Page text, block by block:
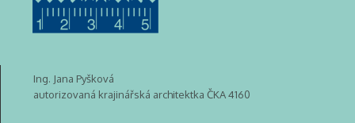
Ing. Jana Pyšková
autorizovaná krajinářská architektka ČKA 4160